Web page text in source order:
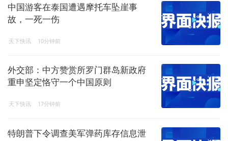
中国游客在泰国遭遇摩托车坠崖事
故，一死一伤
天下快讯 10分钟前
外交部：中方赞赏所罗门群岛新政府
重申坚定恪守一个中国原则
天下快讯 17分钟前
特朗普下令调查美军弹药库存信息泄